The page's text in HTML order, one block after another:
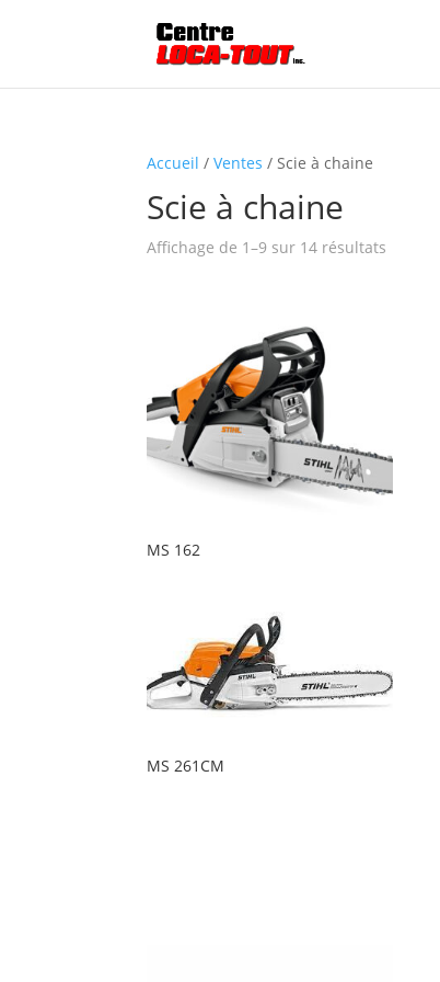
Accueil /Ventes / Scie à chaine
Scie à chaine
Affichage de 1–9 sur 14 résultats
MS 162
MS 261CM